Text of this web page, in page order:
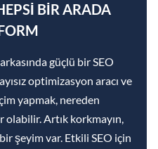
BIR ARADA
güçlü bir SEO
optimizasyon aracı ve
yapmak, nereden
olabilir. Artık korkmayın,
şeyim var. Etkili SEO için